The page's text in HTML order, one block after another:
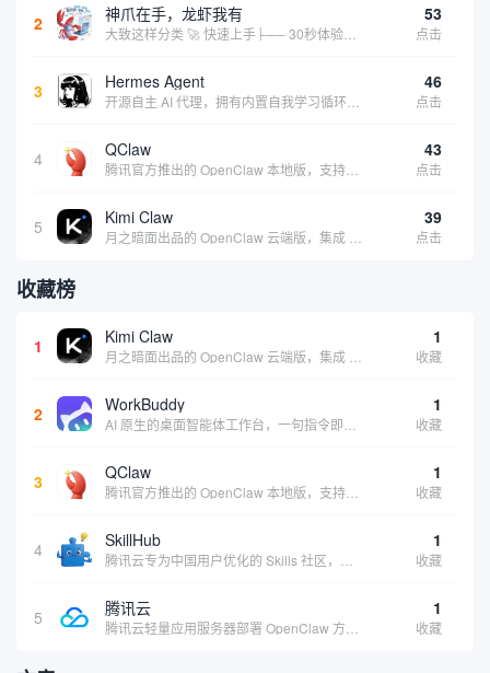
2 神爪在手，龙虾我有 53
点击
3 Hermes Agent 46
点击
4 QClaw 43
点击
5 Kimi Claw 39
点击
收藏榜
1 Kimi Claw 1
收藏
2 WorkBuddy 1
收藏
3 QClaw 1
收藏
4 SkillHub 1
收藏
5 腾讯云 1
收藏